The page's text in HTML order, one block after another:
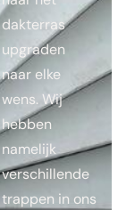
dakterras
upgraden
naar elke
wens. Wij
hebben
namelijk
verschillende
trappen in ons